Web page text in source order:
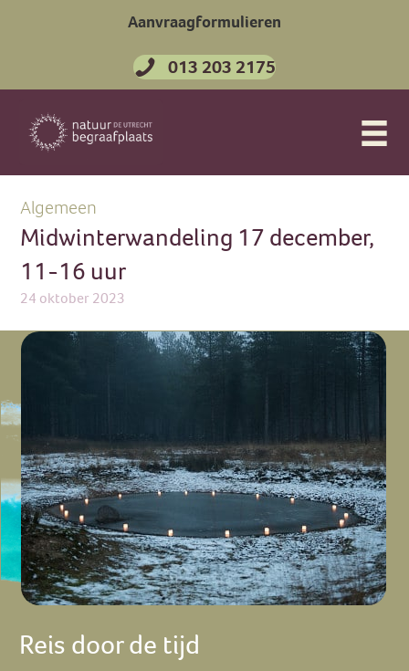
Aanvraagformulieren
013 203 2175
Algemeen
Midwinterwandeling 17 december,
11-16 uur
24 oktober 2023
Reis door de tijd